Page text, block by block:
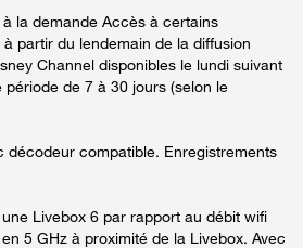
à la demande Accès à certains
partir du lendemain de la diffusion
Channel disponibles le lundi suivant
période de 7 à 30 jours (selon le
décodeur compatible. Enregistrements
Livebox 6 par rapport au débit wifi
5 GHz à proximité de la Livebox. Avec